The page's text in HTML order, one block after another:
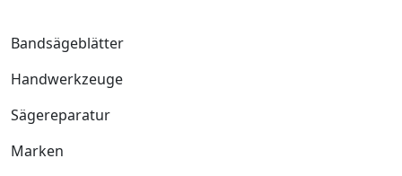
Bandsägeblätter
Handwerkzeuge
Sägereparatur
Marken